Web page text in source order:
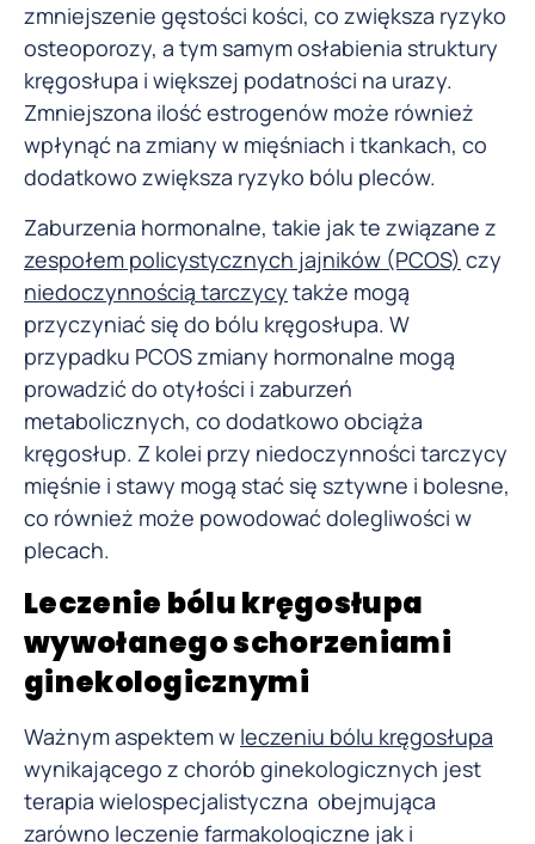
zmniejszenie gęstości kości, co zwiększa ryzyko
osteoporozy, a tym samym osłabienia struktury
kręgosłupa i większej podatności na urazy.
Zmniejszona ilość estrogenów może również
wpłynąć na zmiany w mięśniach i tkankach, co
dodatkowo zwiększa ryzyko bólu pleców.
Zaburzenia hormonalne, takie jak te związane z
zespołem policystycznych jajników (PCOS) czy
niedoczynnością tarczycy także mogą
przyczyniać się do bólu kręgosłupa. W
przypadku PCOS zmiany hormonalne mogą
prowadzić do otyłości i zaburzeń
metabolicznych, co dodatkowo obciąża
kręgosłup. Z kolei przy niedoczynności tarczycy
mięśnie i stawy mogą stać się sztywne i bolesne,
co również może powodować dolegliwości w
plecach.
Leczenie bólu kręgosłupa
wywołanego schorzeniami
ginekologicznymi
Ważnym aspektem w leczeniu bólu kręgosłupa
wynikającego z chorób ginekologicznych jest
terapia wielospecjalistyczna obejmująca
zarówno leczenie farmakologiczne jak i